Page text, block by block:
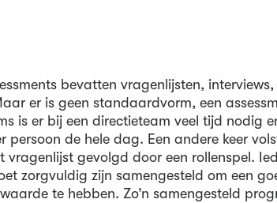
bevatten vragenlijsten, interviews,
er is geen standaardvorm, een
is er bij een directieteam veel tijd nodig
persoon de hele dag. Een andere keer
vragenlijst gevolgd door een rollenspel.
zorgvuldig zijn samengesteld om een
te hebben. Zo’n samengesteld